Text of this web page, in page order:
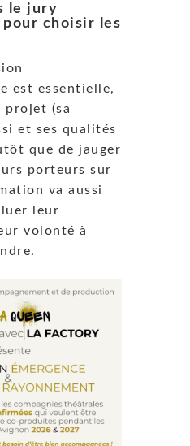
le jury
choisir les
est essentielle,
projet (sa
et ses qualités
que de jauger
porteurs sur
va aussi
leur
volonté à